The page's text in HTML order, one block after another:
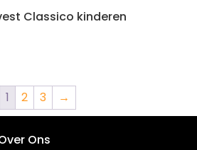
Classico kinderen
1 2 3 →
Ons